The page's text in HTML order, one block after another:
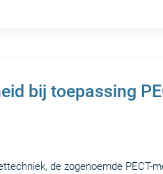
bij toepassing
de zogenoemde PECT-